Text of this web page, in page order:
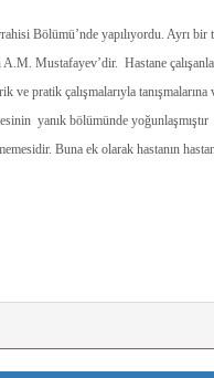
Bölümü’nde yapılıyordu. Ayrı
Mustafayev’dir. Hastane
ve pratik çalışmalarıyla
yanık bölümünde
Buna ek olarak hastanın